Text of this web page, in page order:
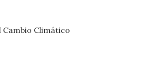
Climático